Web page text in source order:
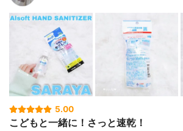
5.00
こどもと一緒に！さっと速乾！